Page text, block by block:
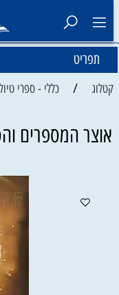
תפריט
קטלוג / כללי - ספרי
אוצר המספרים